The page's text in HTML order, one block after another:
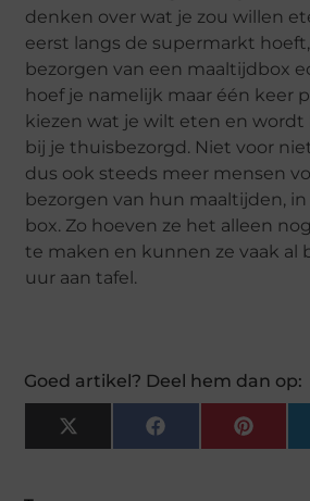
denken over wat je zou willen
eerst langs de supermarkt
bezorgen van een maaltijdbox
hoef je namelijk maar één keer
kiezen wat je wilt eten en wordt
bij je thuisbezorgd. Niet voor
dus ook steeds meer mensen
bezorgen van hun maaltijden,
box. Zo hoeven ze het alleen
te maken en kunnen ze vaak al
uur aan tafel.
Goed artikel? Deel hem dan op:
X
(Twitter)
Facebook